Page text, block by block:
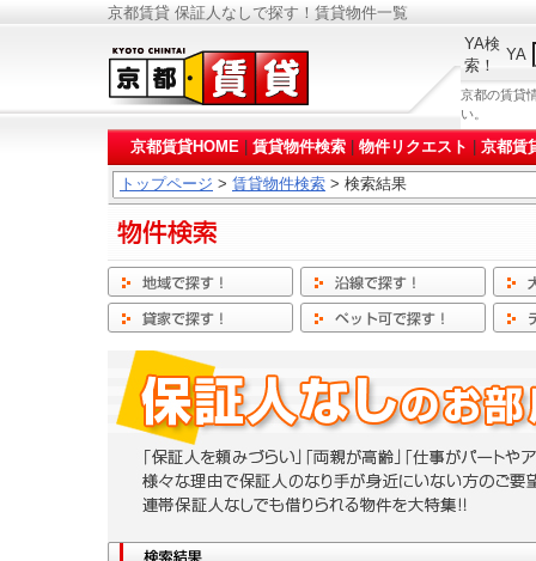
京都賃貸 保証人なしで探す！賃貸物件一覧
YA検
索！
YA
京都の賃貸
い。
京都賃貸HOME 賃貸物件検索 物件リクエスト 京都賃
トップページ > 賃貸物件検索 > 検索結果